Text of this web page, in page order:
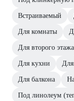
Встраиваемый
Для комнаты
Для второго этажа
Для кухни
Для балкона
Под линолеум